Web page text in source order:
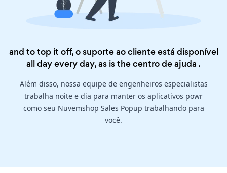
and to top it off, o suporte ao cliente está disponível
all day every day, as is thecentro de ajuda .
Além disso, nossa equipe de engenheiros especialistas
trabalha noite e dia para manter os aplicativos powr
como seu Nuvemshop Sales Popup trabalhando para
você.